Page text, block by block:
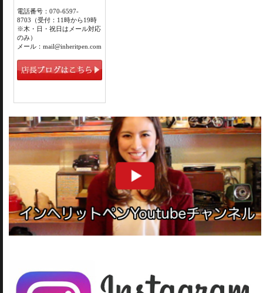
電話番号：070-6597-
8703（受付：11時から19時
※木・日・祝日はメール対応
のみ）
メール：mail@inheritpen.com